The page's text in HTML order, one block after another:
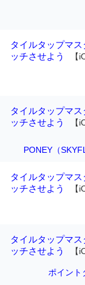
タイルタップマ
ッチさせよう
【
タイルタップマ
ッチさせよう
【
PONEY（
タイルタップマ
ッチさせよう
【
タイルタップマ
ッチさせよう
【
ポイント